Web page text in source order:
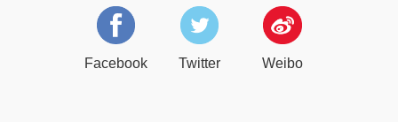
Facebook Twitter Weibo